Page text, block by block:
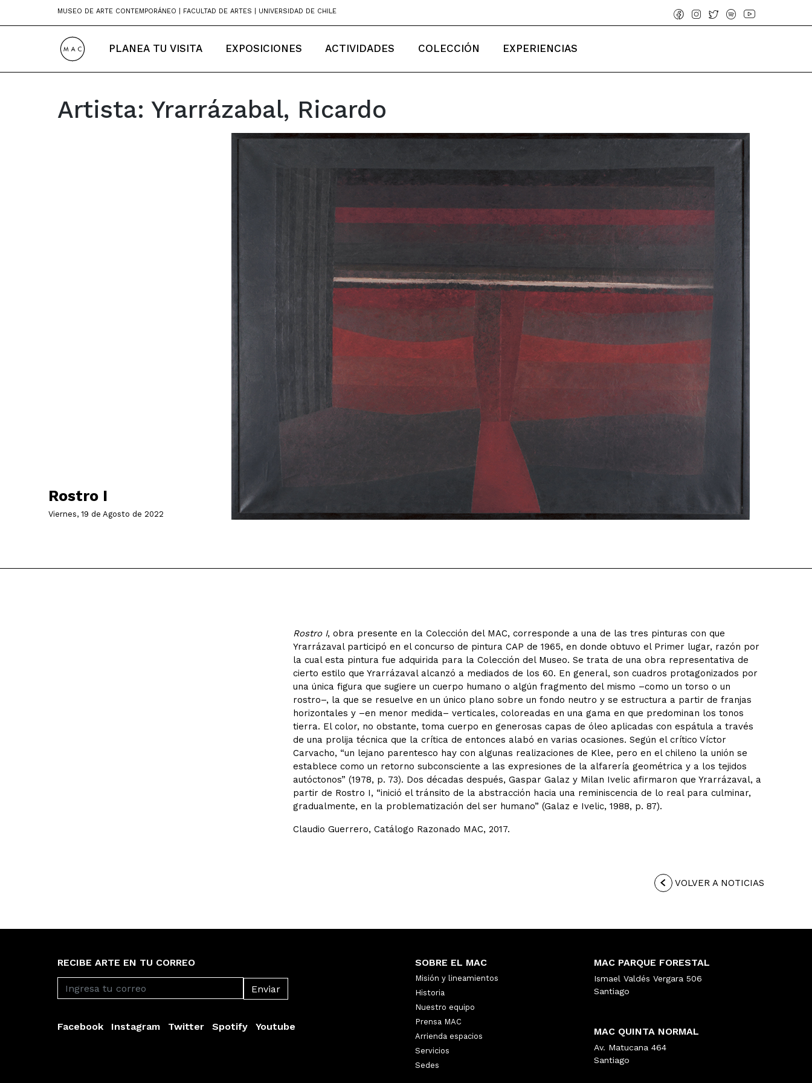
MUSEO DE ARTE CONTEMPORÁNEO | FACULTAD DE ARTES | UNIVERSIDAD DE CHILE
PLANEA TU VISITA EXPOSICIONES ACTIVIDADES COLECCIÓN EXPERIENCIAS
Artista: Yrarrázabal, Ricardo
Rostro I
Viernes, 19 de Agosto de 2022
Rostro I, obra presente en la Colección del MAC, corresponde a una de las tres pinturas con que
Yrarrázaval participó en el concurso de pintura CAP de 1965, en donde obtuvo el Primer lugar, razón por
la cual esta pintura fue adquirida para la Colección del Museo. Se trata de una obra representativa de
cierto estilo que Yrarrázaval alcanzó a mediados de los 60. En general, son cuadros protagonizados por
una única figura que sugiere un cuerpo humano o algún fragmento del mismo –como un torso o un
rostro–, la que se resuelve en un único plano sobre un fondo neutro y se estructura a partir de franjas
horizontales y –en menor medida– verticales, coloreadas en una gama en que predominan los tonos
tierra. El color, no obstante, toma cuerpo en generosas capas de óleo aplicadas con espátula a través
de una prolija técnica que la crítica de entonces alabó en varias ocasiones. Según el crítico Víctor
Carvacho, “un lejano parentesco hay con algunas realizaciones de Klee, pero en el chileno la unión se
establece como un retorno subconsciente a las expresiones de la alfarería geométrica y a los tejidos
autóctonos” (1978, p. 73). Dos décadas después, Gaspar Galaz y Milan Ivelic afirmaron que Yrarrázaval, a
partir de Rostro I, “inició el tránsito de la abstracción hacia una reminiscencia de lo real para culminar,
gradualmente, en la problematización del ser humano” (Galaz e Ivelic, 1988, p. 87).
Claudio Guerrero, Catálogo Razonado MAC, 2017.
VOLVER A NOTICIAS
RECIBE ARTE EN TU CORREO
Facebook Instagram Twitter Spotify Youtube
SOBRE EL MAC
Misión y lineamientos
Historia
Nuestro equipo
Prensa MAC
Arrienda espacios
Servicios
Sedes
MAC PARQUE FORESTAL
Ismael Valdés Vergara 506
Santiago
MAC QUINTA NORMAL
Av. Matucana 464
Santiago